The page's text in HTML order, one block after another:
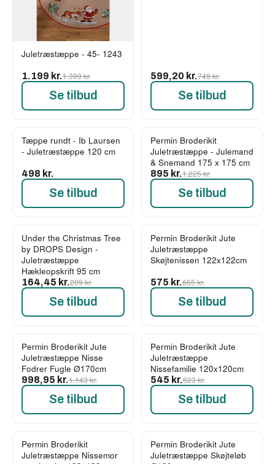
Juletræstæppe - 45- 1243
1.199 kr.1.399 kr.
Se tilbud
599,20 kr.749 kr.
Se tilbud
Tæppe rundt - Ib Laursen
- Juletræstæppe 120 cm
498 kr.
Se tilbud
-27%
Permin Broderikit
Juletræstæppe - Julemand
& Snemand 175 x 175 cm
895 kr.1.225 kr.
Se tilbud
-21%
Under the Christmas Tree
by DROPS Design -
Juletræstæppe
Hækleopskrift 95 cm
164,45 kr.209 kr.
Se tilbud
-14%
Permin Broderikit Jute
Juletræstæppe
Skøjtenissen 122x122cm
575 kr.665 kr.
Se tilbud
-13%
Permin Broderikit Jute
Juletræstæppe Nisse
Fodrer Fugle Ø170cm
998,95 kr.1.143 kr.
Se tilbud
-13%
Permin Broderikit Jute
Juletræstæppe
Nissefamilie 120x120cm
545 kr.623 kr.
Se tilbud
-10%
Permin Broderikit
Juletræstæppe Nissemor
-10%
Permin Broderikit Jute
Juletræstæppe Skøjteløb